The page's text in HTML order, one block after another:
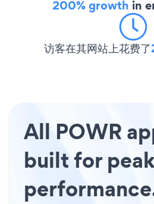
200% growth in
访客在其网站上花费了
All POWR
built for